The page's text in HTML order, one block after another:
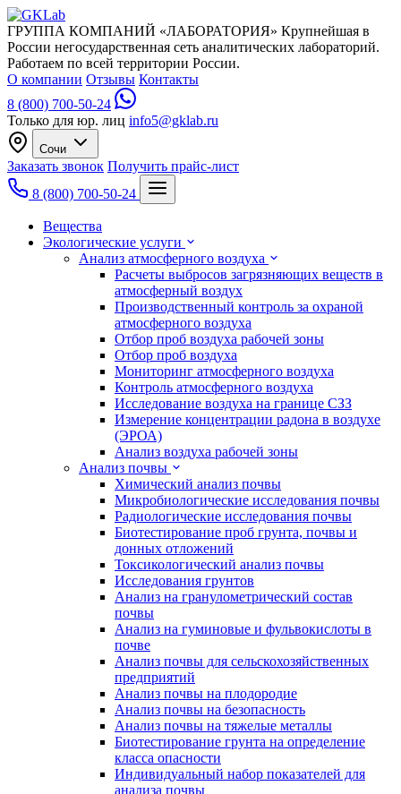
ГРУППА КОМПАНИЙ «ЛАБОРАТОРИЯ» Крупнейшая в
России негосударственная сеть аналитических лабораторий.
Работаем по всей территории России.
О компании Отзывы Контакты
8 (800) 700-50-24
Только для юр. лиц info5@gklab.ru
Сочи
Заказать звонок Получить прайс-лист
8 (800) 700-50-24
Вещества
Экологические услуги
Анализ атмосферного воздуха
Расчеты выбросов загрязняющих веществ в
атмосферный воздух
Производственный контроль за охраной
атмосферного воздуха
Отбор проб воздуха рабочей зоны
Отбор проб воздуха
Мониторинг атмосферного воздуха
Контроль атмосферного воздуха
Исследование воздуха на границе СЗЗ
Измерение концентрации радона в воздухе
(ЭРОА)
Анализ воздуха рабочей зоны
Анализ почвы
Химический анализ почвы
Микробиологические исследования почвы
Радиологические исследования почвы
Биотестирование проб грунта, почвы и
донных отложений
Токсикологический анализ почвы
Исследования грунтов
Анализ на гранулометрический состав
почвы
Анализ на гуминовые и фульвокислоты в
почве
Анализ почвы для сельскохозяйственных
предприятий
Анализ почвы на плодородие
Анализ почвы на безопасность
Анализ почвы на тяжелые металлы
Биотестирование грунта на определение
класса опасности
Индивидуальный набор показателей для
анализа почвы